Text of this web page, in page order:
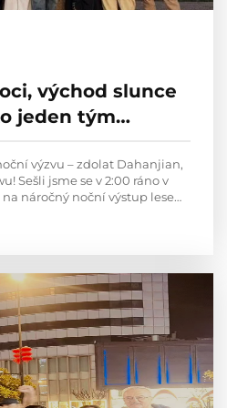
východ slunce
jeden tým
nové výšky
výzvu – zdolat Dahanjian,
Sešli jsme se v 2:00 ráno v
náročný noční výstup lesem